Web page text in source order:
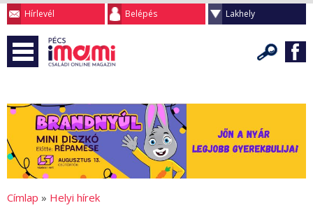
Hírlevél Belépés Lakhely
Címlap » Helyi hírek